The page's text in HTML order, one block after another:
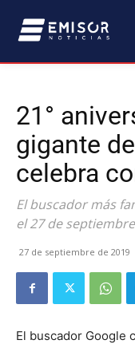
21°
gigante
celebra
El buscador más
el 27 de
27 de septiembre de 2019
El buscador Google